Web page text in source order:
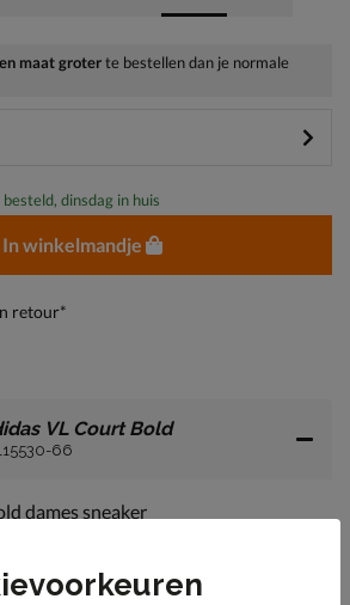
maat groterte bestellen dan je normale
dinsdag in huis
In winkelmandje
retour*
VL Court Bold
66
dames sneaker